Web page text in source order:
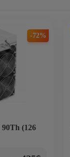
(126
-72%